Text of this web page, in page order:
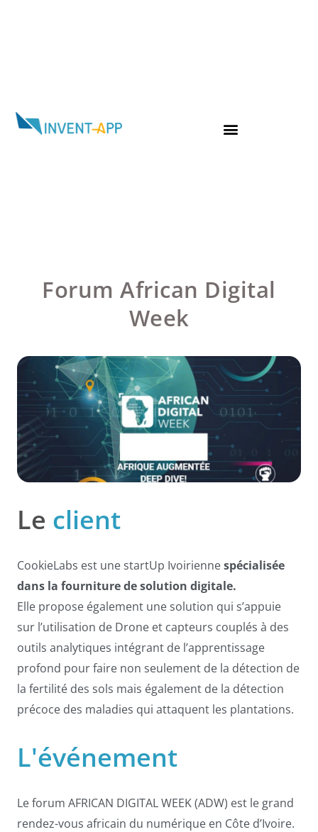
Forum African Digital
Week
Le client
CookieLabs est une startUp Ivoiriennespécialisée
dans la fourniture de solution digitale.
Elle propose également une solution qui s’appuie
sur l’utilisation de Drone et capteurs couplés à des
outils analytiques intégrant de l’apprentissage
profond pour faire non seulement de la détection de
la fertilité des sols mais également de la détection
précoce des maladies qui attaquent les plantations.
L'événement
Le forum AFRICAN DIGITAL WEEK (ADW) est le grand
rendez-vous africain du numérique en Côte d’Ivoire.